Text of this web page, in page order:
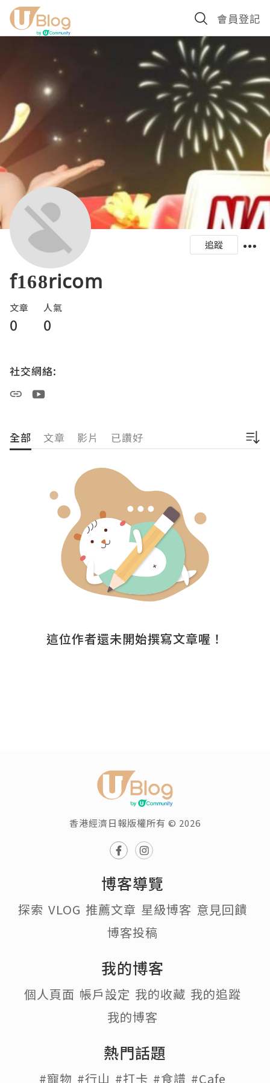
會員登記
追蹤
f168ricom
文章
0
人氣
0
社交網絡:
全部 文章 影片 已讚好
這位作者還未開始撰寫文章喔！
香港經濟日報版權所有 © 2026
博客導覽
探索 VLOG 推薦文章 星級博客 意見回饋
博客投稿
我的博客
個人頁面 帳戶設定 我的收藏 我的追蹤
我的博客
熱門話題
#寵物 #行山 #打卡 #食譜 #Cafe